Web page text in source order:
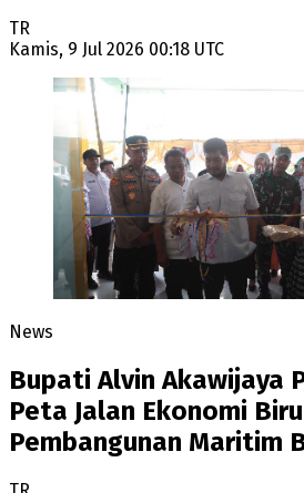
TR
Kamis, 9 Jul 2026 00:18 UTC
News
Bupati Alvin Akawijaya
Peta Jalan Ekonomi
Pembangunan Maritim